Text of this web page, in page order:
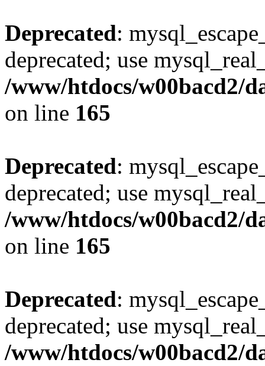
Deprecated:
deprecated; use
/www/htdocs/w00bacd2/
on line 165
Deprecated:
deprecated; use
/www/htdocs/w00bacd2/
on line 165
Deprecated:
deprecated; use
/www/htdocs/w00bacd2/